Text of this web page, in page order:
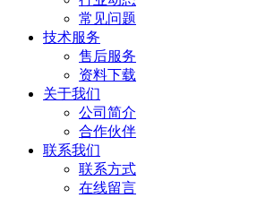
常见问题
技术服务
售后服务
资料下载
关于我们
公司简介
合作伙伴
联系我们
联系方式
在线留言